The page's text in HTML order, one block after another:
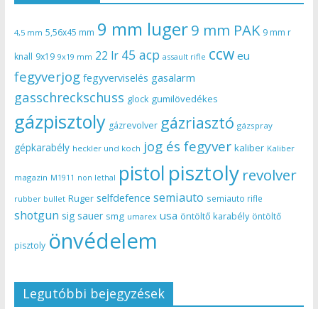
4,5 mm 5,56x45 mm 9 mm luger9 mm PAK 9 mm r
knall 9x19 9x19 mm 22 lr 45 acp assault rifle ccw eu
fegyverjog fegyverviselés gasalarm
gasschreckschuss glock gumilövedékes
gázpisztoly gázrevolver gázriasztó gázspray
gépkarabély heckler und koch jog és fegyver kaliber Kaliber
magazin M1911 non lethal pistol pisztoly revolver
rubber bullet Ruger selfdefence semiauto semiauto rifle
shotgun sig sauer smg umarex usa öntöltő karabély öntöltő
pisztoly önvédelem
Legutóbbi bejegyzések